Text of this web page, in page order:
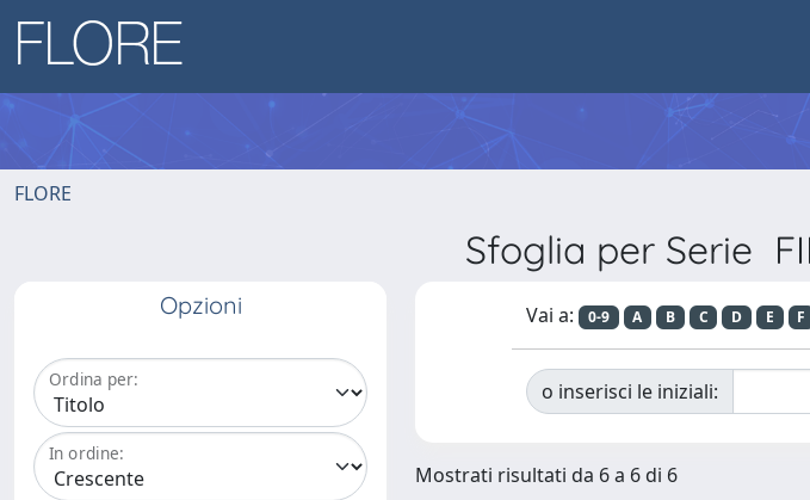
FLORE
Sfoglia per Serie
Opzioni
Ordina per:
In ordine:
Vai a: 0-9 A B C D E F
o inserisci le iniziali:
Mostrati risultati da 6 a 6 di 6